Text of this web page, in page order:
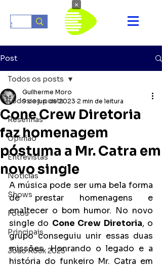
Post
Todos os posts
Resenhas
Opinião
Entrevistas
Notícias
Shows
Fotos
Principais
João Rock 2025
Todos os posts
Cone Crew Diretoria
faz homenagem
póstuma a Mr. Catra em
novo single
Guilherme Moro
9 de jun. de 2023 2 min de leitura
A música pode ser uma bela forma
de prestar homenagens e
enaltecer o bom humor. No novo
single do Cone Crew Diretoria, o
grupo conseguiu unir essas duas
missões. Honrando o legado e a
história do funkeiro Mr. Catra em
×